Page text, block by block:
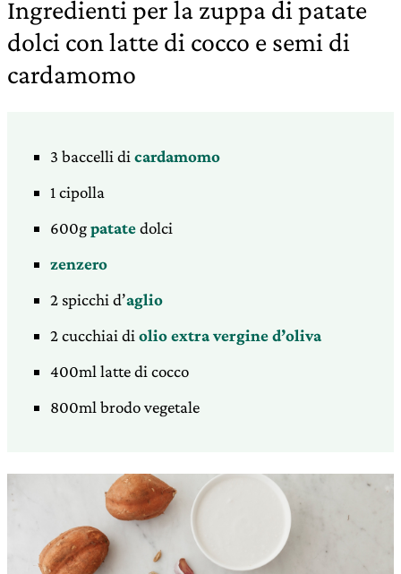
Ingredienti per la zuppa di patate
dolci con latte di cocco e semi di
cardamomo
3 baccelli di cardamomo
1 cipolla
600gpatatedolci
zenzero
2 spicchi d’aglio
2 cucchiai di olio extra vergine d’oliva
400ml latte di cocco
800ml brodo vegetale